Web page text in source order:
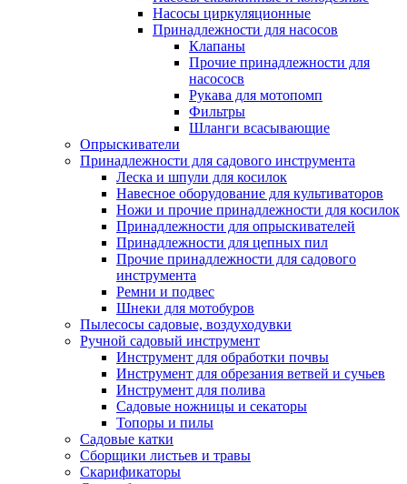
Насосы циркуляционные
Принадлежности для насосов
Клапаны
Прочие принадлежности для
насососв
Рукава для мотопомп
Фильтры
Шланги всасывающие
Опрыскиватели
Принадлежности для садового инструмента
Леска и шпули для косилок
Навесное оборудование для культиваторов
Ножи и прочие принадлежности для косилок
Принадлежности для опрыскивателей
Принадлежности для цепных пил
Прочие принадлежности для садового
инструмента
Ремни и подвес
Шнеки для мотобуров
Пылесосы садовые, воздуходувки
Ручной садовый инструмент
Инструмент для обработки почвы
Инструмент для обрезания ветвей и сучьев
Инструмент для полива
Садовые ножницы и секаторы
Топоры и пилы
Садовые катки
Сборщики листьев и травы
Скарификаторы